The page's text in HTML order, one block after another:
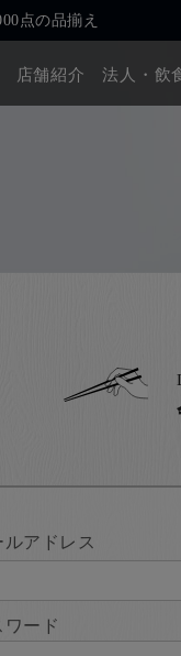
点の品揃え
店舗紹介 法人・飲
ルアドレス
ワード